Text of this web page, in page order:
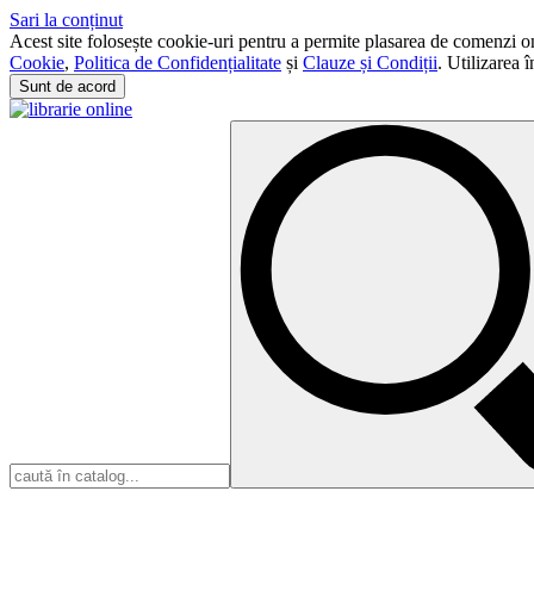
Sari la conținut
Acest site folosește cookie-uri pentru a permite plasarea de
Cookie, Politica de Confidențialitate și Clauze și Condiții. Utilizarea
Sunt de acord